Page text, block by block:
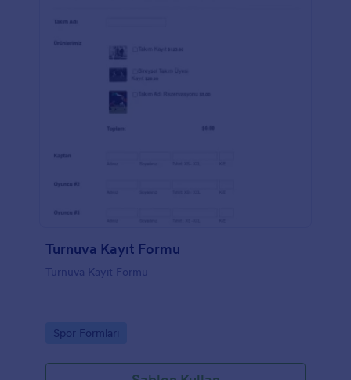
Turnuva Kayıt Formu
Turnuva Kayıt Formu
Go to Category:
Spor Formları